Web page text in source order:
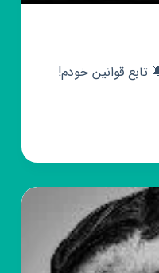
قوانین خودم!